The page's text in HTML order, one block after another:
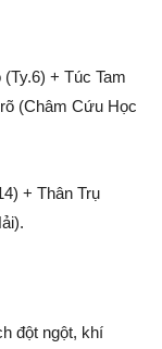
+ Túc Tam
(Châm Cứu Học
+ Thân Trụ
đột ngột, khí